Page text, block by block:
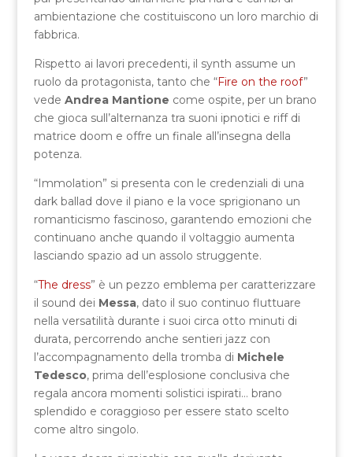
ambientazione che costituiscono un loro marchio di
fabbrica.
Rispetto ai lavori precedenti, il synth assume un
ruolo da protagonista, tanto che “Fire on the roof”
vede Andrea Mantione come ospite, per un brano
che gioca sull’alternanza tra suoni ipnotici e riff di
matrice doom e offre un finale all’insegna della
potenza.
“Immolation” si presenta con le credenziali di una
dark ballad dove il piano e la voce sprigionano un
romanticismo fascinoso, garantendo emozioni che
continuano anche quando il voltaggio aumenta
lasciando spazio ad un assolo struggente.
“The dress” è un pezzo emblema per caratterizzare
il sound dei Messa, dato il suo continuo fluttuare
nella versatilità durante i suoi circa otto minuti di
durata, percorrendo anche sentieri jazz con
l’accompagnamento della tromba di Michele
Tedesco, prima dell’esplosione conclusiva che
regala ancora momenti solistici ispirati… brano
splendido e coraggioso per essere stato scelto
come altro singolo.